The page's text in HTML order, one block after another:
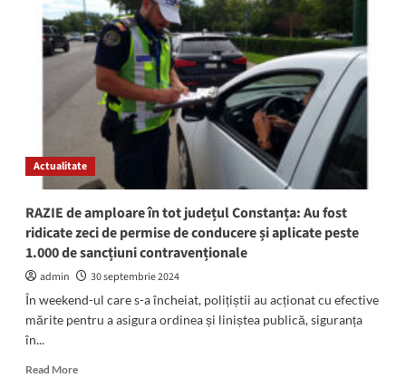
de
arme
din
August
Constanța.
nereguli
au
constatat
legii
Actualitate
RAZIE de amploare în tot județul Constanța: Au fost
ridicate zeci de permise de conducere și aplicate peste
1.000 de sancțiuni contravenționale
admin
30 septembrie 2024
În weekend-ul care s-a încheiat, polițiștii au acționat cu efective
mărite pentru a asigura ordinea și liniștea publică, siguranța
în...
Read MoreRead